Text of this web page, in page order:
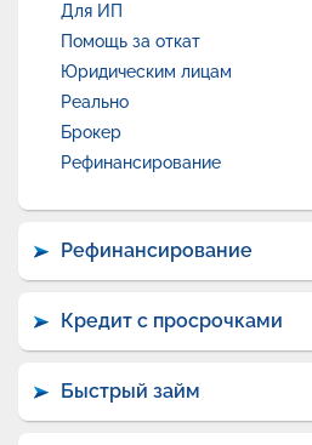
Для ИП
Помощь за откат
Юридическим лицам
Реально
Брокер
Рефинансирование
Рефинансирование
Кредит с просрочками
Быстрый займ